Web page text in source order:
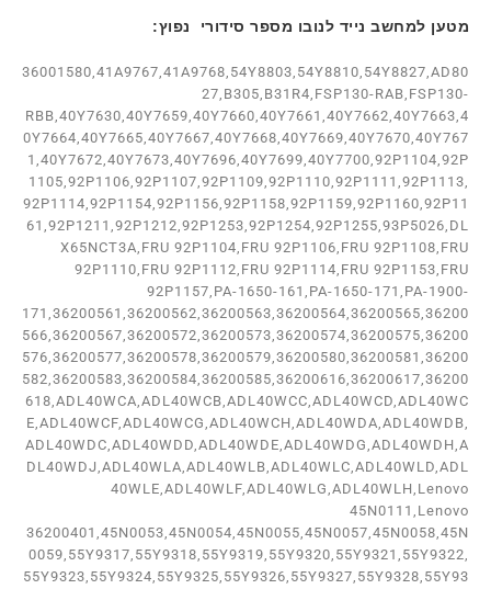
מטען למחשב נייד לנובו מספר סידורי נפוץ:
36001580,41A9767,41A9768,54Y8803,54Y8810,54Y8827,AD80
27,B305,B31R4,FSP130-RAB,FSP130-
RBB,40Y7630,40Y7659,40Y7660,40Y7661,40Y7662,40Y7663,4
0Y7664,40Y7665,40Y7667,40Y7668,40Y7669,40Y7670,40Y767
1,40Y7672,40Y7673,40Y7696,40Y7699,40Y7700,92P1104,92P
1105,92P1106,92P1107,92P1109,92P1110,92P1111,92P1113,
92P1114,92P1154,92P1156,92P1158,92P1159,92P1160,92P11
61,92P1211,92P1212,92P1253,92P1254,92P1255,93P5026,DL
X65NCT3A,FRU 92P1104,FRU 92P1106,FRU 92P1108,FRU
92P1110,FRU 92P1112,FRU 92P1114,FRU 92P1153,FRU
92P1157,PA-1650-161,PA-1650-171,PA-1900-
171,36200561,36200562,36200563,36200564,36200565,36200
566,36200567,36200572,36200573,36200574,36200575,36200
576,36200577,36200578,36200579,36200580,36200581,36200
582,36200583,36200584,36200585,36200616,36200617,36200
618,ADL40WCA,ADL40WCB,ADL40WCC,ADL40WCD,ADL40WC
E,ADL40WCF,ADL40WCG,ADL40WCH,ADL40WDA,ADL40WDB,
ADL40WDC,ADL40WDD,ADL40WDE,ADL40WDG,ADL40WDH,A
DL40WDJ,ADL40WLA,ADL40WLB,ADL40WLC,ADL40WLD,ADL
40WLE,ADL40WLF,ADL40WLG,ADL40WLH,Lenovo
45N0111,Lenovo
36200401,45N0053,45N0054,45N0055,45N0057,45N0058,45N
0059,55Y9317,55Y9318,55Y9319,55Y9320,55Y9321,55Y9322,
55Y9323,55Y9324,55Y9325,55Y9326,55Y9327,55Y9328,55Y93